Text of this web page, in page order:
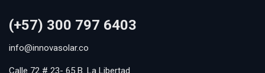
(+57) 300 797 6403
info@innovasolar.co
Calle 72 # 23- 65 B. La Libertad